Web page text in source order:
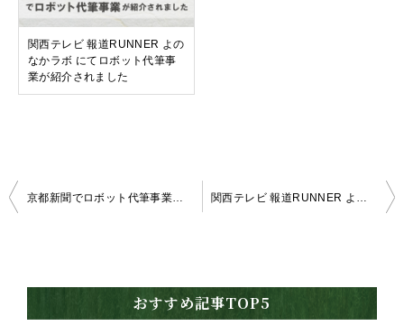
関西テレビ 報道RUNNER よの
なかラボ にてロボット代筆事
業が紹介されました
投
おすすめ記事TOP5